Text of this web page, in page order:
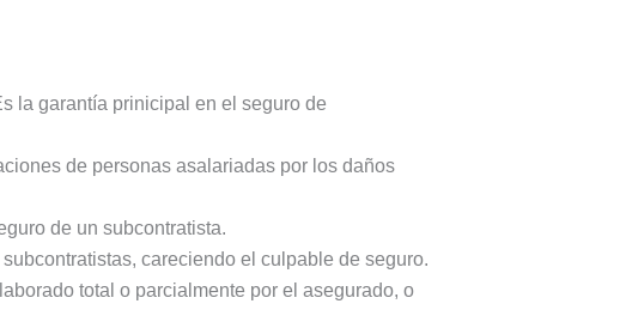
la garantía prinicipal en el seguro de
de personas asalariadas por los daños
de un subcontratista.
careciendo el culpable de seguro.
total o parcialmente por el asegurado, o